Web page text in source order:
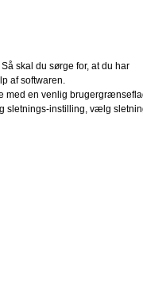
skal du sørge for, at du har
af softwaren.
med en venlig
sletnings-instilling, vælg